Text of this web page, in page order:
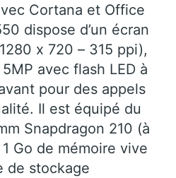
Cortana et Office
dispose d’un écran
x 720 – 315 ppi),
avec flash LED à
pour des appels
Il est équipé du
Snapdragon 210 (à
Go de mémoire vive
de stockage